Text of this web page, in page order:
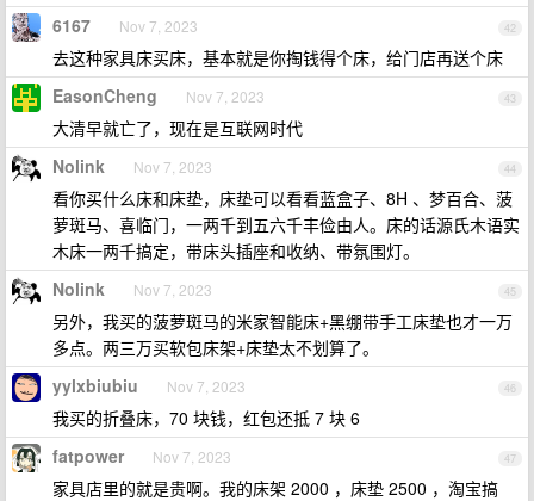
42
6167 Nov 7, 2023
去这种家具床买床，基本就是你掏钱得个床，给门店再送个床
43
EasonCheng Nov 7, 2023
大清早就亡了，现在是互联网时代
44
Nolink Nov 7, 2023
看你买什么床和床垫，床垫可以看看蓝盒子、8H 、梦百合、菠
萝斑马、喜临门，一两千到五六千丰俭由人。床的话源氏木语实
木床一两千搞定，带床头插座和收纳、带氛围灯。
45
Nolink Nov 7, 2023
另外，我买的菠萝斑马的米家智能床+黑绷带手工床垫也才一万
多点。两三万买软包床架+床垫太不划算了。
46
yylxbiubiu Nov 7, 2023
我买的折叠床，70 块钱，红包还抵 7 块 6
47
fatpower Nov 7, 2023
家具店里的就是贵啊。我的床架 2000 ，床垫 2500 ，淘宝搞